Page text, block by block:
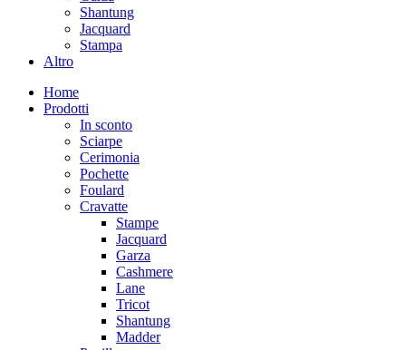
Shantung
Jacquard
Stampa
Altro
Home
Prodotti
In sconto
Sciarpe
Cerimonia
Pochette
Foulard
Cravatte
Stampe
Jacquard
Garza
Cashmere
Lane
Tricot
Shantung
Madder